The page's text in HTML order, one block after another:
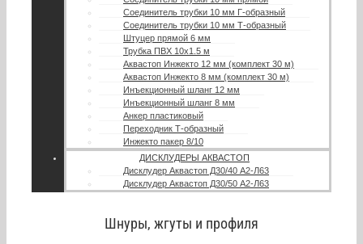
Соединитель трубки 10 мм Г-образный
Соединитель трубки 10 мм Т-образный
Штуцер прямой 6 мм
Трубка ПВХ 10х1.5 м
Аквастоп Инжекто 12 мм (комплект 30 м)
Аквастоп Инжекто 8 мм (комплект 30 м)
Инъекционный шланг 12 мм
Инъекционный шланг 8 мм
Анкер пластиковый
Переходник Т-образный
Инжекто пакер 8/10
ДИСКЛУДЕРЫ АКВАСТОП
Дисклудер Аквастоп Д30/40 А2-Л63
Дисклудер Аквастоп Д30/50 А2-Л63
Шнуры, жгуты и профиля